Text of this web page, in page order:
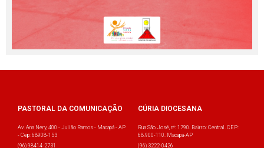
PASTORAL DA COMUNICAÇÃO
Av. Ana Nery, 400 - Julião Ramos - Macapá - AP
- Cep: 68908-153
(96) 98414-2731
CÚRIA DIOCESANA
Rua São José, nº: 1790. Bairro: Central. CEP:
68.900-110. Macapá-AP
(96) 3222-0426